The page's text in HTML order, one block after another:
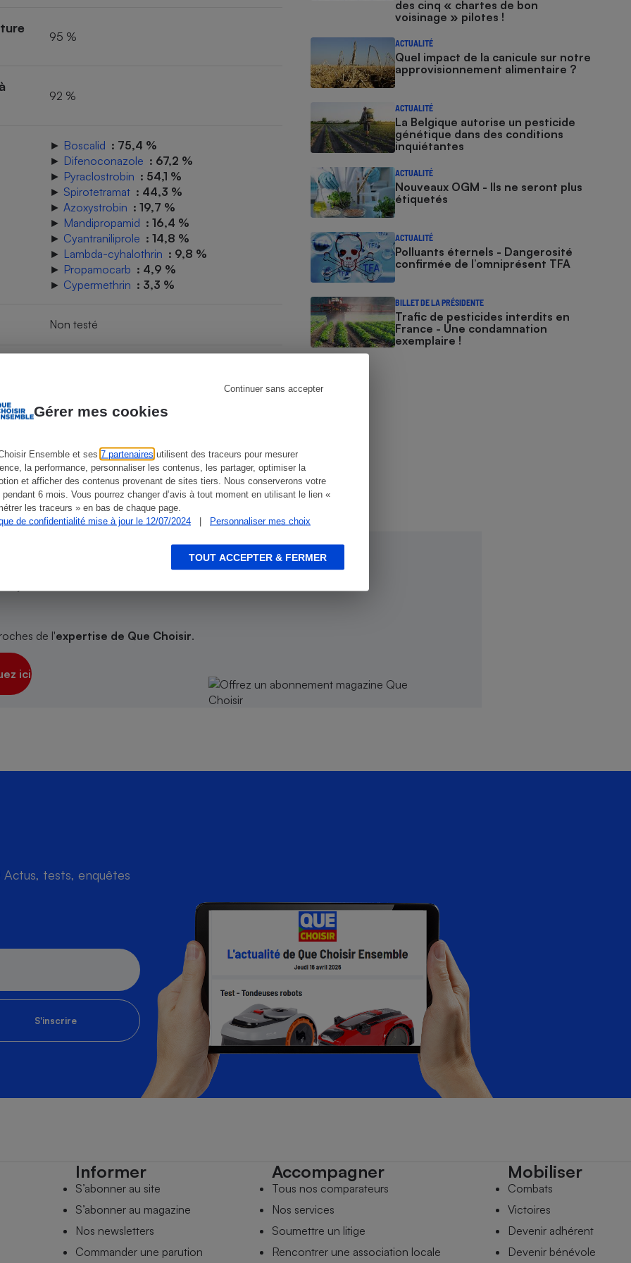
Gérer mes cookies
Ensemble et ses 7 partenaires utilisent des traceurs pour mesurer
la performance, personnaliser les contenus, les partager, optimiser la
et afficher des contenus provenant de sites tiers. Nous conserverons votre
pendant 6 mois. Vous pourrez changer d’avis à tout moment en utilisant le lien «
les traceurs » en bas de chaque page.
de confidentialité mise à jour le 12/07/2024
| Personnaliser mes choix
Continuer sans accepter
TOUT ACCEPTER & FERMER
95 %
92 %
► Boscalid : 75,4 %
► Difenoconazole : 67,2 %
► Pyraclostrobin : 54,1 %
► Spirotetramat : 44,3 %
► Azoxystrobin : 19,7 %
► Mandipropamid : 16,4 %
► Cyantraniliprole : 14,8 %
► Lambda-cyhalothrin : 9,8 %
► Propamocarb : 4,9 %
► Cypermethrin : 3,3 %
Non testé
que non-exhaustive. À l’exception des autorisations
des cinq « chartes de bon
voisinage » pilotes !
ACTUALITÉ
Quel impact de la canicule sur notre
approvisionnement alimentaire ?
ACTUALITÉ
La Belgique autorise un pesticide
génétique dans des conditions
inquiétantes
ACTUALITÉ
Nouveaux OGM - Ils ne seront plus
étiquetés
ACTUALITÉ
Polluants éternels - Dangerosité
confirmée de l’omniprésent TFA
BILLET DE LA PRÉSIDENTE
Trafic de pesticides interdits en
France - Une condamnation
exemplaire !
abonnement
Que Choisir
de l'expertise de Que Choisir.
ici
tests, enquêtes
S'inscrire
- Comment choisir une
de champagne
Lave-vaisselle
Ordinateur portable
Poêle à granulés
Électricité - Gaz
Lessive
Aide auditive
Crème solaire
Informer
S’abonner au site
S’abonner au magazine
Nos newsletters
Commander une parution
Accompagner
Tous nos comparateurs
Nos services
Soumettre un litige
Rencontrer une association locale
Mobiliser
Combats
Victoires
Devenir adhérent
Devenir bénévole